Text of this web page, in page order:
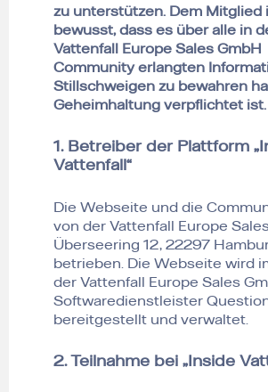
zu unterstützen. Dem Mitglied
bewusst, dass es über alle in
Vattenfall Europe Sales GmbH
Community erlangten
Stillschweigen zu bewahren
Geheimhaltung verpflichtet ist.
1. Betreiber der Plattform
Vattenfall“
Die Webseite und die
von der Vattenfall Europe
Überseering 12, 22297
betrieben. Die Webseite wird
der Vattenfall Europe Sales
Softwaredienstleister
bereitgestellt und verwaltet.
2. Teilnahme bei „Inside